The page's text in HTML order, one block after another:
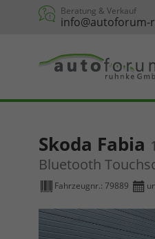
Beratung & Verkauf
info@autoforum-
Skoda Fabia
Bluetooth
Fahrzeugnr.: 79889